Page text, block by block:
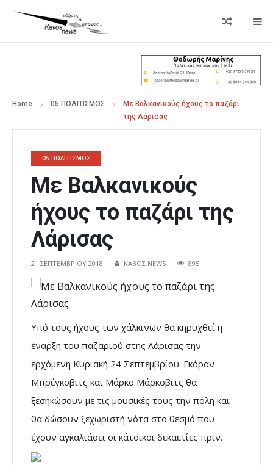
Home 05.ΠΟΛΙΤΙΣΜΟΣ
Με Βαλκανικούς ήχους το παζάρι
της Λάρισας
05.ΠΟΛΙΤΙΣΜΟΣ
Με Βαλκανικούς
ήχους το παζάρι της
Λάρισας
21 ΣΕΠΤΕΜΒΡΊΟΥ 2018 ΚΑΒΟΣ NEWS 895
Υπό τους ήχους των χάλκινων θα κηρυχθεί η
έναρξη του παζαριού στης Λάρισας την
ερχόμενη Κυριακή 24 Σεπτεμβρίου. Γκόραν
Μπρέγκοβιτς και Μάρκο Μάρκοβιτς θα
ξεσηκώσουν με τις μουσικές τους την πόλη και
θα δώσουν ξεχωριστή νότα στο θεσμό που
έχουν αγκαλιάσει οι κάτοικοι δεκαετίες πριν.